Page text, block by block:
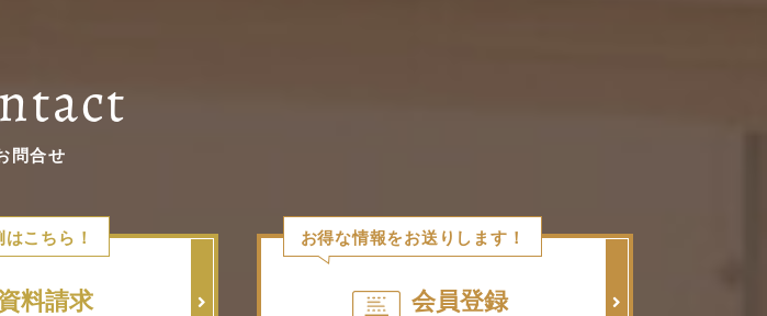
問合せ
こちら！
料請求
お得な情報をお送りします！
会員登録